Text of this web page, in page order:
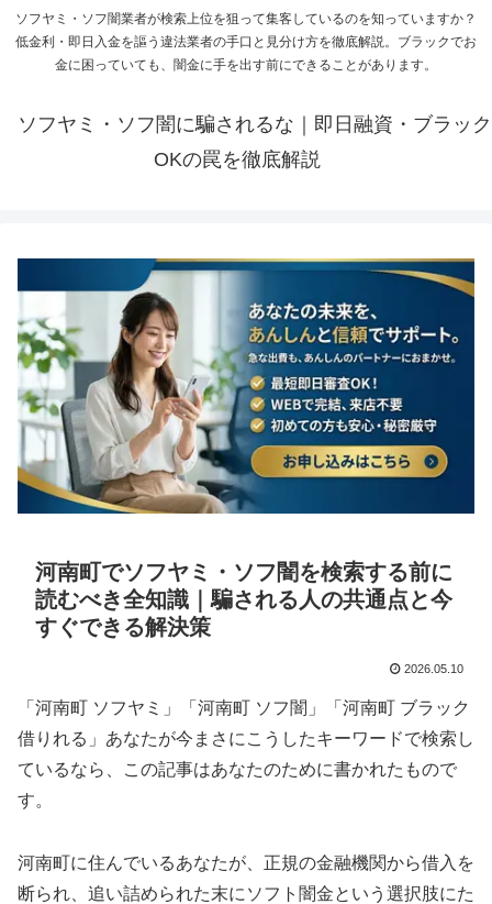
ソフヤミ・ソフ闇業者が検索上位を狙って集客しているのを知っていますか？
低金利・即日入金を謳う違法業者の手口と見分け方を徹底解説。ブラックでお
金に困っていても、闇金に手を出す前にできることがあります。
ソフヤミ・ソフ闇に騙されるな｜即日融資・ブラック
OKの罠を徹底解説
河南町でソフヤミ・ソフ闇を検索する前に
読むべき全知識｜騙される人の共通点と今
すぐできる解決策
2026.05.10
「河南町 ソフヤミ」「河南町 ソフ闇」「河南町 ブラック
借りれる」あなたが今まさにこうしたキーワードで検索し
ているなら、この記事はあなたのために書かれたもので
す。
河南町に住んでいるあなたが、正規の金融機関から借入を
断られ、追い詰められた末にソフト闇金という選択肢にた